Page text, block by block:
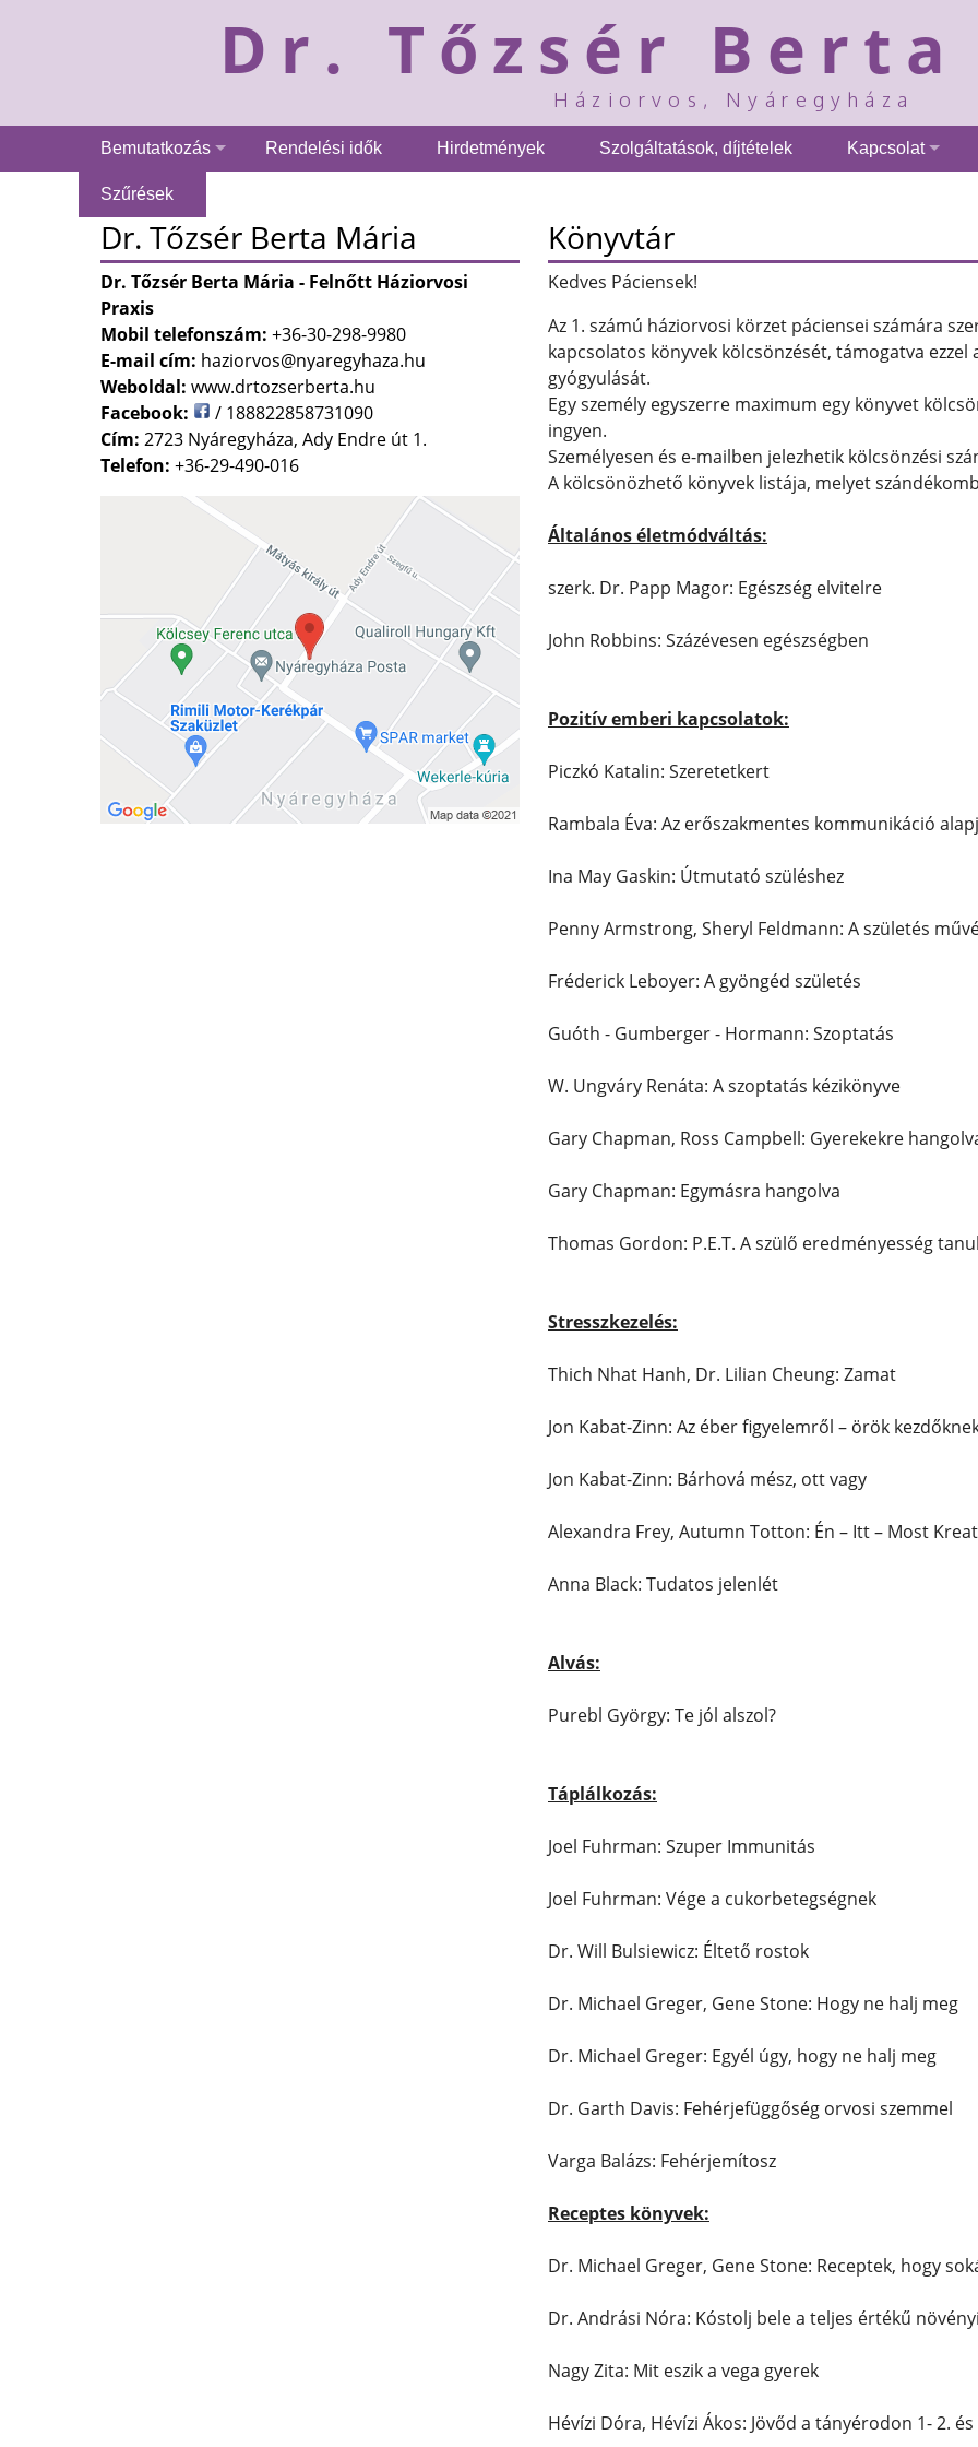
Dr. Tőzsér Berta
Háziorvos, Nyáregyháza
Bemutatkozás Rendelési idők Hirdetmények Szolgáltatások, díjtételek Kapcsolat
Szűrések
Könyvtár
Kedves Páciensek!
Az 1. számú háziorvosi körzet páciensei számára
kapcsolatos könyvek kölcsönzését, támogatva
gyógyulását.
Egy személy egyszerre maximum egy könyvet
ingyen.
Személyesen és e-mailben jelezhetik kölcsönzési
A kölcsönözhető könyvek listája, melyet
Általános életmódváltás:
szerk. Dr. Papp Magor: Egészség elvitelre
John Robbins: Százévesen egészségben
Pozitív emberi kapcsolatok:
Piczkó Katalin: Szeretetkert
Rambala Éva: Az erőszakmentes kommunikáció
Ina May Gaskin: Útmutató szüléshez
Penny Armstrong, Sheryl Feldmann: A születés
Fréderick Leboyer: A gyöngéd születés
Guóth - Gumberger - Hormann: Szoptatás
W. Ungváry Renáta: A szoptatás kézikönyve
Gary Chapman, Ross Campbell: Gyerekekre
Gary Chapman: Egymásra hangolva
Thomas Gordon: P.E.T. A szülő eredményesség
Stresszkezelés:
Thich Nhat Hanh, Dr. Lilian Cheung: Zamat
Jon Kabat-Zinn: Az éber figyelemről – örök
Jon Kabat-Zinn: Bárhová mész, ott vagy
Alexandra Frey, Autumn Totton: Én – Itt – Most
Anna Black: Tudatos jelenlét
Alvás:
Purebl György: Te jól alszol?
Táplálkozás:
Joel Fuhrman: Szuper Immunitás
Joel Fuhrman: Vége a cukorbetegségnek
Dr. Will Bulsiewicz: Éltető rostok
Dr. Michael Greger, Gene Stone: Hogy ne halj meg
Dr. Michael Greger: Egyél úgy, hogy ne halj meg
Dr. Garth Davis: Fehérjefüggőség orvosi szemmel
Varga Balázs: Fehérjemítosz
Receptes könyvek:
Dr. Michael Greger, Gene Stone: Receptek, hogy
Dr. Andrási Nóra: Kóstolj bele a teljes értékű
Nagy Zita: Mit eszik a vega gyerek
Hévízi Dóra, Hévízi Ákos: Jövőd a tányérodon 1- 2. és
Dr. Tőzsér Berta Mária
Dr. Tőzsér Berta Mária - Felnőtt Háziorvosi
Praxis
Mobil telefonszám: +36-30-298-9980
E-mail cím: haziorvos@nyaregyhaza.hu
Weboldal: www.drtozserberta.hu
Facebook:
/ 188822858731090
Cím: 2723 Nyáregyháza, Ady Endre út 1.
Telefon: +36-29-490-016